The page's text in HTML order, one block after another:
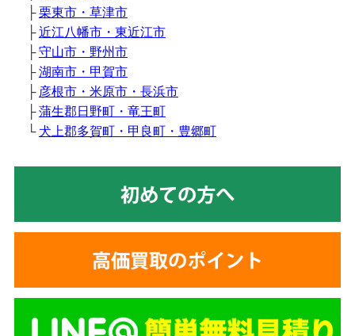
├栗東市・草津市
├近江八幡市・東近江市
├守山市・野州市
├湖南市・甲賀市
├ 彦根市・米原市・長浜市
├蒲生郡日野町・竜王町
└ 犬上郡多賀町・甲良町・豊郷町